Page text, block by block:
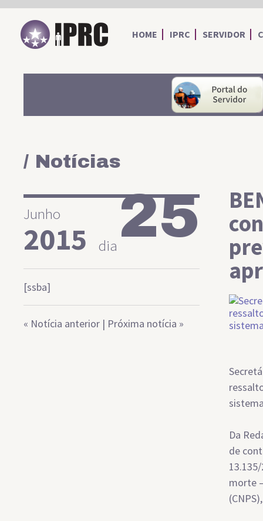
IPRC
HOME IPRC SERVIDOR
/ Notícias
Junho
2015 dia25
[ssba]
« Notícia anterior | Próxima notícia »
Da
de
morte